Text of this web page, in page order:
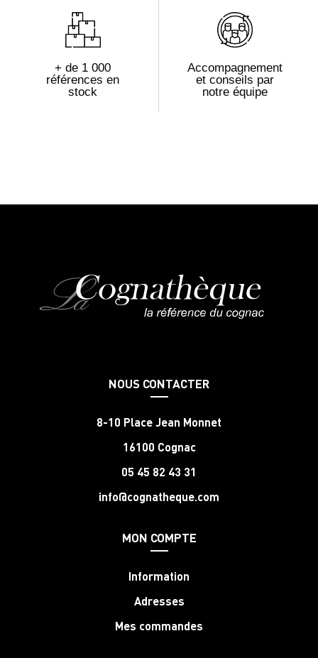
+ de 1 000
références en
stock
Accompagnement
et conseils par
notre équipe
NOUS CONTACTER
8-10 Place Jean Monnet
16100 Cognac
05 45 82 43 31
info@cognatheque.com
MON COMPTE
Information
Adresses
Mes commandes